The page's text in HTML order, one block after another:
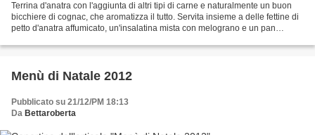
Terrina d'anatra con l'aggiunta di altri tipi di carne e naturalmente un buon
bicchiere di cognac, che aromatizza il tutto. Servita insieme a delle fettine di
petto d'anatra affumicato, un'insalatina mista con melograno e un pan
Menù di Natale 2012
Pubblicato su 21/12/PM 18:13
Da Bettaroberta